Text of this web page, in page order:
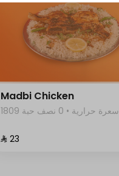
Madbi Chicken
1809 سعرة حرارية • 0 نصف حبة
⁨⁦‪‬ 23⁩